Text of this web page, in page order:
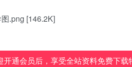
.png [146.2K]
开通会员后，享受全站资料免费下